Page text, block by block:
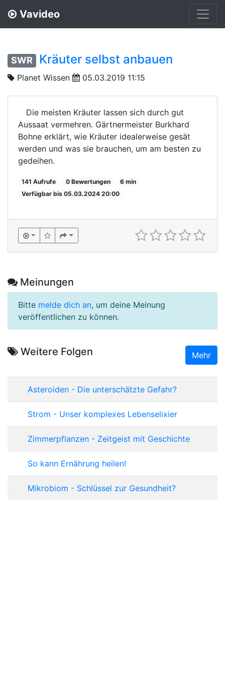
Vavideo
SWR Kräuter selbst anbauen
Planet Wissen 05.03.2019 11:15
Die meisten Kräuter lassen sich durch gut
Aussaat vermehren. Gärtnermeister Burkhard
Bohne erklärt, wie Kräuter idealerweise gesät
werden und was sie brauchen, um am besten zu
gedeihen.
141 Aufrufe 0 Bewertungen
6 min
Verfügbar bis 05.03.2024 20:00
Meinungen
Bitte melde dich an, um deine Meinung
veröffentlichen zu können.
Weitere Folgen Mehr
Asteroiden - Die unterschätzte Gefahr?
Strom - Unser komplexes Lebenselixier
Zimmerpflanzen - Zeitgeist mit Geschichte
So kann Ernährung heilen!
Mikrobiom - Schlüssel zur Gesundheit?